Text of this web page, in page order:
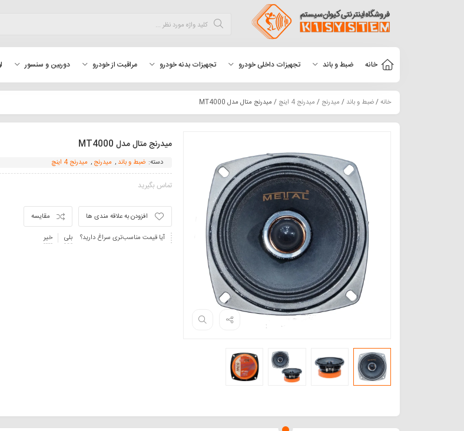
خانه ضبط و باند تجهیزات داخلی خودرو تجهیزات بدنه خودرو مراقبت از خودرو دوربین و سنسور
خانه/ضبط و باند / میدرنج / میدرنج 4 اینچ / میدرنج متال مدل MT4000
میدرنج متال مدل MT4000
دسته: ضبط و باند , میدرنج , میدرنج 4 اینچ
تماس بگیرید
مقایسه
افزودن به علاقه مندی ها
آیا قیمت مناسب‌تری سراغ دارید؟
بلی خیر